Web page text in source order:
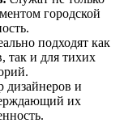
городской
подходят как
так и для тихих
дизайнеров и
их